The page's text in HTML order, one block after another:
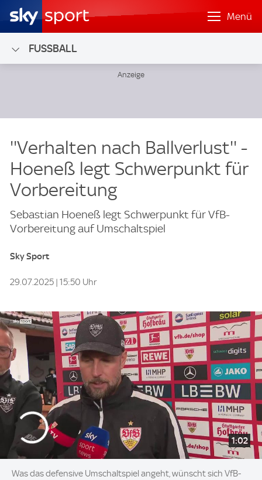
Menü
FUSSBALL
''Verhalten nach Ballverlust'' -
Hoeneß legt Schwerpunkt für
Vorbereitung
Sebastian Hoeneß legt Schwerpunkt für VfB-
Vorbereitung auf Umschaltspiel
Sky Sport
29.07.2025 | 15:50 Uhr
1:02
Was das defensive Umschaltspiel angeht, wünscht sich VfB-